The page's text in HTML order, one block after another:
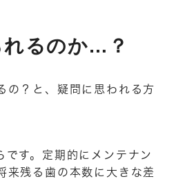
れるのか…？
の？と、疑問に思われる方
す。定期的にメンテナン
来残る歯の本数に大きな差